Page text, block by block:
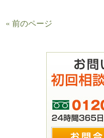
« 前のページ